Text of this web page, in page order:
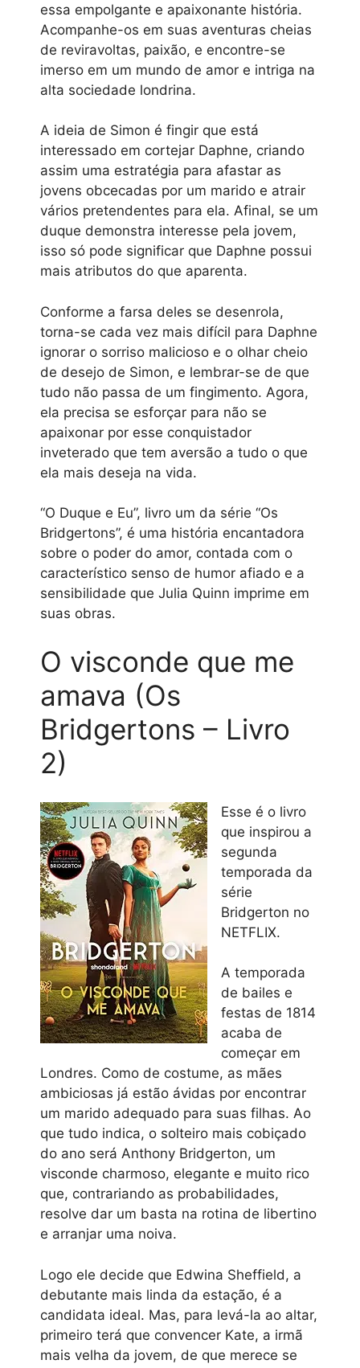
essa empolgante e apaixonante história.
Acompanhe-os em suas aventuras cheias
de reviravoltas, paixão, e encontre-se
imerso em um mundo de amor e intriga na
alta sociedade londrina.
A ideia de Simon é fingir que está
interessado em cortejar Daphne, criando
assim uma estratégia para afastar as
jovens obcecadas por um marido e atrair
vários pretendentes para ela. Afinal, se um
duque demonstra interesse pela jovem,
isso só pode significar que Daphne possui
mais atributos do que aparenta.
Conforme a farsa deles se desenrola,
torna-se cada vez mais difícil para Daphne
ignorar o sorriso malicioso e o olhar cheio
de desejo de Simon, e lembrar-se de que
tudo não passa de um fingimento. Agora,
ela precisa se esforçar para não se
apaixonar por esse conquistador
inveterado que tem aversão a tudo o que
ela mais deseja na vida.
“O Duque e Eu”, livro um da série “Os
Bridgertons”, é uma história encantadora
sobre o poder do amor, contada com o
característico senso de humor afiado e a
sensibilidade que Julia Quinn imprime em
suas obras.
O visconde que me
amava (Os
Bridgertons – Livro
2)
Esse é o livro
que inspirou a
segunda
temporada da
série
Bridgerton no
NETFLIX.
A temporada
de bailes e
festas de 1814
acaba de
começar em
Londres. Como de costume, as mães
ambiciosas já estão ávidas por encontrar
um marido adequado para suas filhas. Ao
que tudo indica, o solteiro mais cobiçado
do ano será Anthony Bridgerton, um
visconde charmoso, elegante e muito rico
que, contrariando as probabilidades,
resolve dar um basta na rotina de libertino
e arranjar uma noiva.
Logo ele decide que Edwina Sheffield, a
debutante mais linda da estação, é a
candidata ideal. Mas, para levá-la ao altar,
primeiro terá que convencer Kate, a irmã
mais velha da jovem, de que merece se